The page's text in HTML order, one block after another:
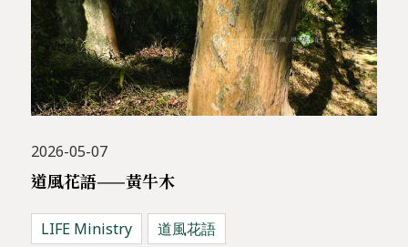
2026-05-07
道風花語——黃牛木
LIFE Ministry 道風花語